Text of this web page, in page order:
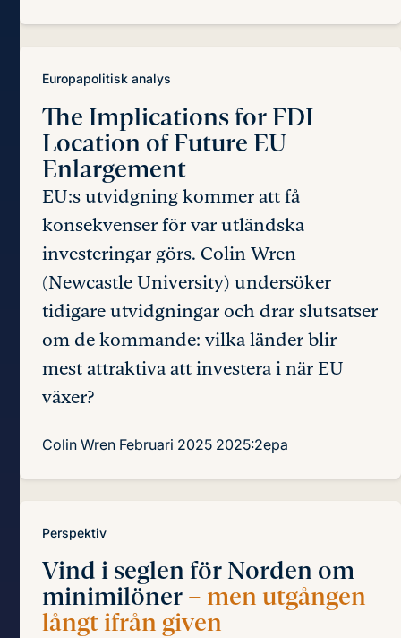
Europapolitisk analys
The Implications for FDI
Location of Future EU
Enlargement
EU:s utvidgning kommer att få
konsekvenser för var utländska
investeringar görs. Colin Wren
(Newcastle University) undersöker
tidigare utvidgningar och drar slutsatser
om de kommande: vilka länder blir
mest attraktiva att investera i när EU
växer?
Colin Wren Februari 2025 2025:2epa
Perspektiv
Vind i seglen för Norden om
minimilöner – men utgången
långt ifrån given